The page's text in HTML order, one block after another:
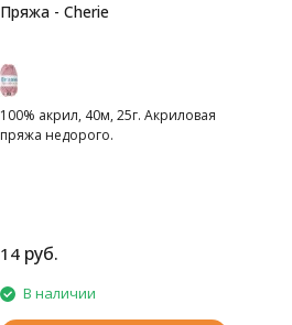
Пряжа - Cherie
100% акрил, 40м, 25г. Акриловая
пряжа недорого.
14 руб.
В наличии